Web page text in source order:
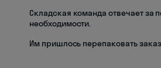
Складская команда отвечает за
необходимости.
Им пришлось перепаковать